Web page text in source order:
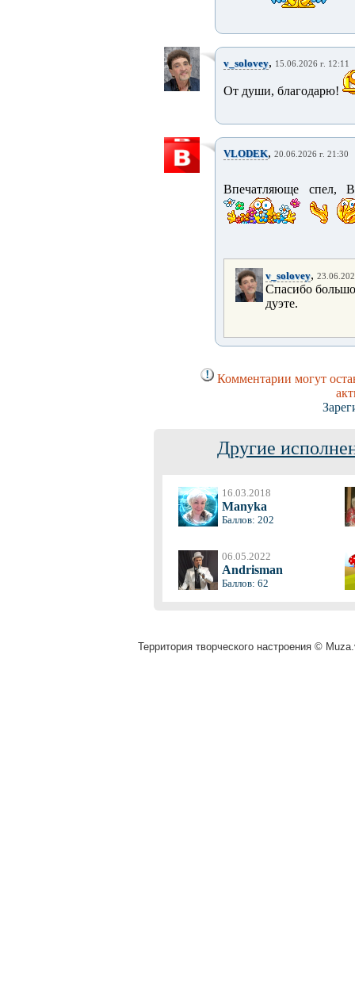
v_solovey, 15.06.2026 г. 12:11
От души, благодарю!
VLODEK, 20.06.2026 г. 21:30
Впечатляюще спел,
v_solovey,
Спасибо
дуэте.
Комментарии могут
Другие
16.03.2018
Manyka
Баллов: 202
06.05.2022
Andrisman
Баллов: 62
Территория творческого настроения ©